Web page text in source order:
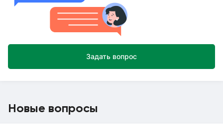
Задать вопрос
Новые вопросы